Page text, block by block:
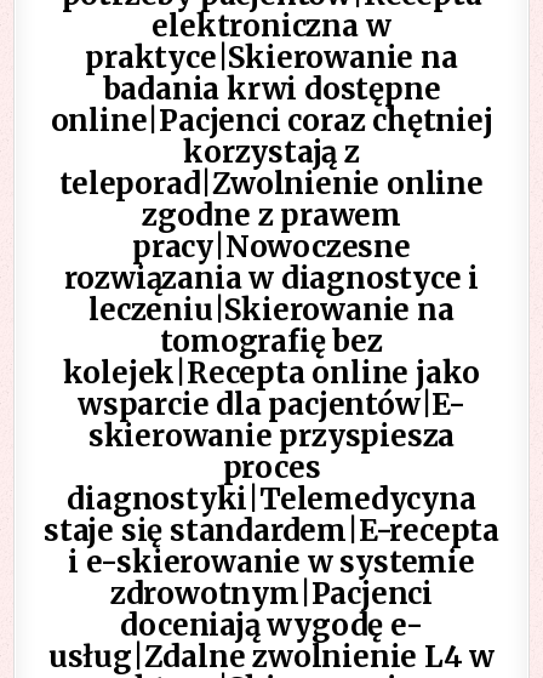
elektroniczna w
praktyce|Skierowanie na
badania krwi dostępne
online|Pacjenci coraz chętniej
korzystają z
teleporad|Zwolnienie online
zgodne z prawem
pracy|Nowoczesne
rozwiązania w diagnostyce i
leczeniu|Skierowanie na
tomografię bez
kolejek|Recepta online jako
wsparcie dla pacjentów|E-
skierowanie przyspiesza
proces
diagnostyki|Telemedycyna
staje się standardem|E-recepta
i e-skierowanie w systemie
zdrowotnym|Pacjenci
doceniają wygodę e-
usług|Zdalne zwolnienie L4 w